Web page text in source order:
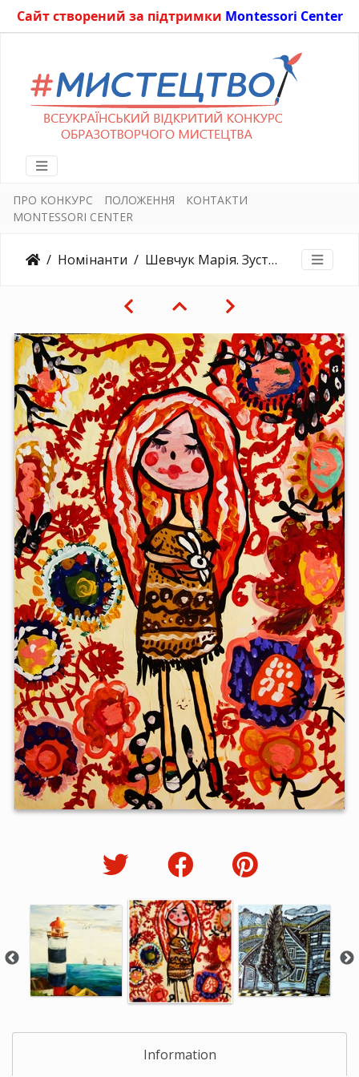
Сайт створений за підтримки Montessori Center
ПРО КОНКУРС ПОЛОЖЕННЯ
КОНТАКТИ
MONTESSORI CENTER
Номінанти Шевчук Марія. Зустрічаю осінь
Information